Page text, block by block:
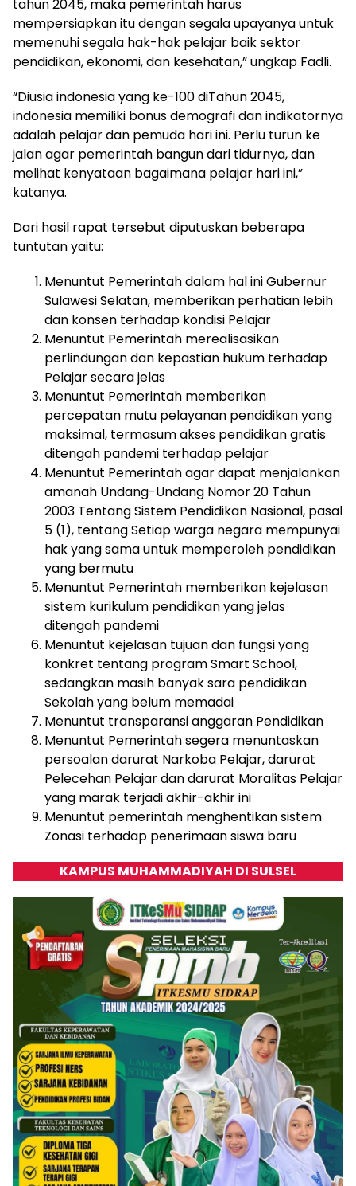
tahun 2045, maka pemerintah harus
mempersiapkan itu dengan segala upayanya untuk
memenuhi segala hak-hak pelajar baik sektor
pendidikan, ekonomi, dan kesehatan,” ungkap Fadli.
“Diusia indonesia yang ke-100 diTahun 2045,
indonesia memiliki bonus demografi dan indikatornya
adalah pelajar dan pemuda hari ini. Perlu turun ke
jalan agar pemerintah bangun dari tidurnya, dan
melihat kenyataan bagaimana pelajar hari ini,”
katanya.
Dari hasil rapat tersebut diputuskan beberapa
tuntutan yaitu:
Menuntut Pemerintah dalam hal ini Gubernur
Sulawesi Selatan, memberikan perhatian lebih
dan konsen terhadap kondisi Pelajar
Menuntut Pemerintah merealisasikan
perlindungan dan kepastian hukum terhadap
Pelajar secara jelas
Menuntut Pemerintah memberikan
percepatan mutu pelayanan pendidikan yang
maksimal, termasum akses pendidikan gratis
ditengah pandemi terhadap pelajar
Menuntut Pemerintah agar dapat menjalankan
amanah Undang-Undang Nomor 20 Tahun
2003 Tentang Sistem Pendidikan Nasional, pasal
5 (1), tentang Setiap warga negara mempunyai
hak yang sama untuk memperoleh pendidikan
yang bermutu
Menuntut Pemerintah memberikan kejelasan
sistem kurikulum pendidikan yang jelas
ditengah pandemi
Menuntut kejelasan tujuan dan fungsi yang
konkret tentang program Smart School,
sedangkan masih banyak sara pendidikan
Sekolah yang belum memadai
Menuntut transparansi anggaran Pendidikan
Menuntut Pemerintah segera menuntaskan
persoalan darurat Narkoba Pelajar, darurat
Pelecehan Pelajar dan darurat Moralitas Pelajar
yang marak terjadi akhir-akhir ini
Menuntut pemerintah menghentikan sistem
Zonasi terhadap penerimaan siswa baru
KAMPUS MUHAMMADIYAH DI SULSEL